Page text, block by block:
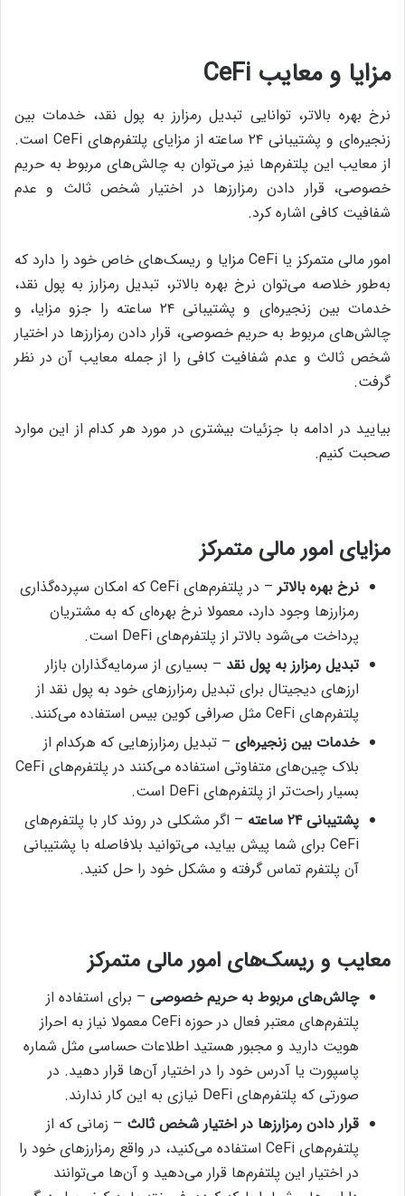
مزایا و معایب CeFi
نرخ بهره بالاتر، توانایی تبدیل رمزارز به پول نقد، خدمات بین
زنجیره‌ای و پشتیبانی ۲۴ ساعته از مزایای پلتفرم‌های CeFi است.
از معایب این پلتفرم‌ها نیز می‌توان به چالش‌های مربوط به حریم
خصوصی، قرار دادن رمزارزها در اختیار شخص ثالث و عدم
شفافیت کافی اشاره کرد.
امور مالی متمرکز یا CeFi مزایا و ریسک‌های خاص خود را دارد که
به‌طور خلاصه می‌توان نرخ بهره بالاتر، تبدیل رمزارز به پول نقد،
خدمات بین زنجیره‌ای و پشتیبانی ۲۴ ساعته را جزو مزایا، و
چالش‌های مربوط به حریم خصوصی، قرار دادن رمزارزها در اختیار
شخص ثالث و عدم شفافیت کافی را از جمله معایب آن در نظر
گرفت.
بیایید در ادامه با جزئیات بیشتری در مورد هر کدام از این موارد
صحبت کنیم.
مزایای امور مالی متمرکز
نرخ بهره بالاتر
– در پلتفرم‌های CeFi که امکان سپرده‌گذاری
رمزارزها وجود دارد، معمولا نرخ بهره‌ای که به مشتریان
پرداخت می‌شود بالاتر از پلتفرم‌های DeFi است.
تبدیل رمزارز به پول نقد – بسیاری از سرمایه‌گذاران بازار
ارزهای دیجیتال برای تبدیل رمزارزهای خود به پول نقد از
پلتفرم‌های CeFi مثل صرافی کوین بیس استفاده می‌کنند.
خدمات بین زنجیره‌ای – تبدیل رمزارزهایی که هرکدام از
بلاک چین‌های متفاوتی استفاده می‌کنند در پلتفرم‌های CeFi
بسیار راحت‌تر از پلتفرم‌های DeFi است.
پشتیبانی ۲۴ ساعته
– اگر مشکلی در روند کار با پلتفرم‌های
CeFi برای شما پیش بیاید، می‌توانید بلافاصله با پشتیبانی
آن پلتفرم تماس گرفته و مشکل خود را حل کنید.
معایب و ریسک‌های امور مالی متمرکز
چالش‌های مربوط به حریم خصوصی – برای استفاده از
پلتفرم‌های معتبر فعال در حوزه CeFi معمولا نیاز به احراز
هویت دارید و مجبور هستید اطلاعات حساسی مثل شماره
پاسپورت یا آدرس خود را در اختیار آن‌ها قرار دهید. در
صورتی که پلتفرم‌های DeFi نیازی به این کار ندارند.
قرار دادن رمزارزها در اختیار شخص ثالث – زمانی که از
پلتفرم‌های CeFi استفاده می‌کنید، در واقع رمزارزهای خود را
در اختیار این پلتفرم‌ها قرار می‌دهید و آن‌ها می‌توانند